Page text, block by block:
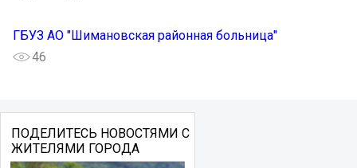
ГБУЗ АО "Шимановская районная больница"
46
ПОДЕЛИТЕСЬ НОВОСТЯМИ С
ЖИТЕЛЯМИ ГОРОДА